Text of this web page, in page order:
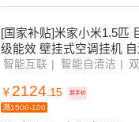
￥3298.85
满2件打9.9折
[国家补贴]米家小米1.5匹